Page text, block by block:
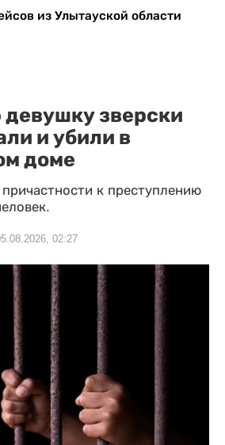
из Улытауской области
зверски
и убили в
доме
к преступлению
02:27